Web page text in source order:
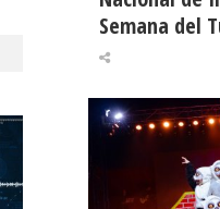
Semana del